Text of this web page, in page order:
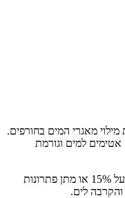
מאגרי המים בחורפים.
למים וגורמת
עם התפתחות הידע והמודעות בנושא, החלו גופי התכנון השונים בארץ להנחות את היזמים לבנייה משמרת נגר ותכנון רגיש למים (תר"י). כיום, לב ליבן של ההנחיות הן השארת שטח מחלחל במגרש מעל 15% או מתן פתרונות